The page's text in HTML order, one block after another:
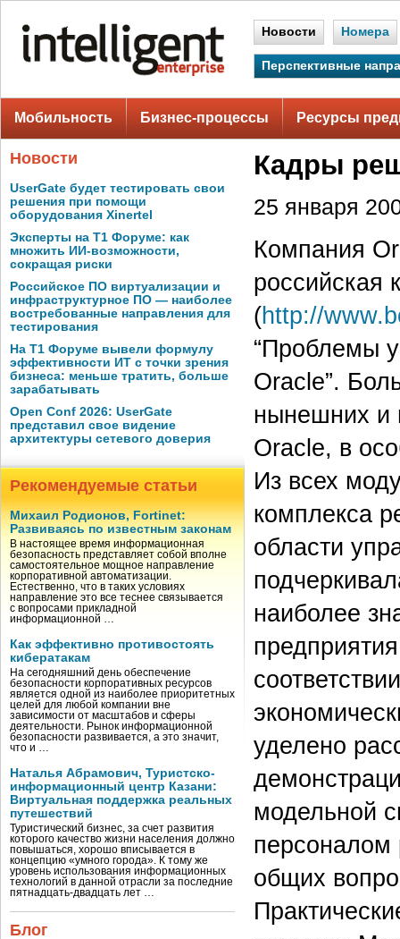
Новости Номера
Перспективные
Мобильность Бизнес-процессы Ресурсы
Новости
UserGate будет тестировать свои
решения при помощи
оборудования Xinertel
Эксперты на Т1 Форуме: как
множить ИИ-возможности,
сокращая риски
Российское ПО виртуализации и
инфраструктурное ПО — наиболее
востребованные направления для
тестирования
На Т1 Форуме вывели формулу
эффективности ИТ с точки зрения
бизнеса: меньше тратить, больше
зарабатывать
Open Conf 2026: UserGate
представил свое видение
архитектуры сетевого доверия
Рекомендуемые статьи
Михаил Родионов, Fortinet:
Развиваясь по известным законам
В настоящее время информационная
безопасность представляет собой вполне
самостоятельное мощное направление
корпоративной автоматизации.
Естественно, что в таких условиях
направление это все теснее связывается
с вопросами прикладной
информационной …
Как эффективно противостоять
кибератакам
На сегодняшний день обеспечение
безопасности корпоративных ресурсов
является одной из наиболее приоритетных
целей для любой компании вне
зависимости от масштабов и сферы
деятельности. Рынок информационной
безопасности развивается, а это значит,
что и …
Наталья Абрамович, Туристско-
информационный центр Казани:
Виртуальная поддержка реальных
путешествий
Туристический бизнес, за счет развития
которого качество жизни населения должно
повышаться, хорошо вписывается в
концепцию «умного города». К тому же
уровень использования информационных
технологий в данной отрасли за последние
пятнадцать-двадцать лет …
Блог
Кадры
25 января
Компания
российская
(http://
“Проблемы
Oracle”.
нынешних и
Oracle, в
Из всех
комплекса
области
наиболее
уделено
модельной
персоналом
общих